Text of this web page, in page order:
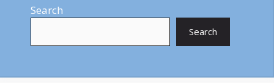
Search
Search